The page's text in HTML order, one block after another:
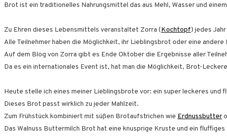
Brot ist ein traditionelles Nahrungsmittel das aus Mehl, Wasser und
Zu Ehren dieses Lebensmittels veranstaltet Zorra (Kochtopf) jedes
Alle Teilnehmer haben die Möglichkeit, ihr Lieblingsbrot oder eine
Auf dem Blog von Zorra gibt es Ende Oktober die Ergebnisse aller
Da es ein internationales Event ist, hat man die Möglichkeit, Brot-
Heute stelle ich eines meiner Lieblingsbrote vor: ein super leckeres und
Dieses Brot passt wirklich zu jeder Mahlzeit.
Zum Frühstück kombiniert mit süßen Brotaufstrichen wie Erdnussbutter
Das Walnuss Buttermilch Brot hat eine knusprige Kruste und ein fluffiges